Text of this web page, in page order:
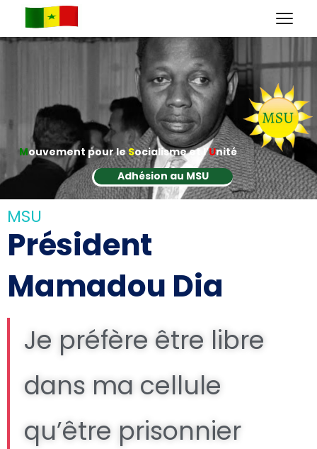
Mouvement pour leSocialisme et l'Unité
Adhésion au MSU
MSU
Président
Mamadou Dia
Je préfère être libre
dans ma cellule
qu’être prisonnier